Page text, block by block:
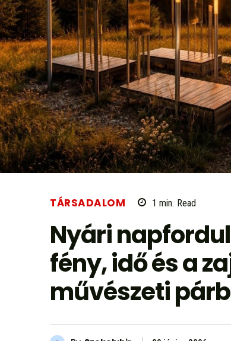
TÁRSADALOM 1 min. Read
Nyári
fény, idő és a
művészeti